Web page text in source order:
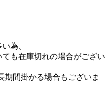
為、
も在庫切れの場合がござい
期間掛かる場合もございま